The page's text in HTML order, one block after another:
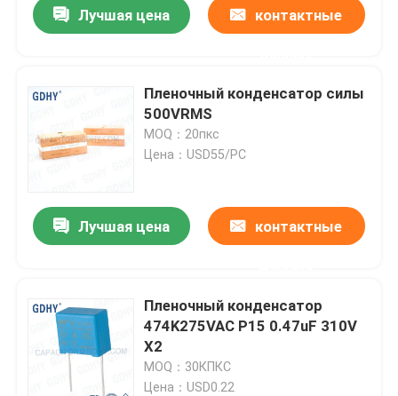
Лучшая цена контактные
Пленочный конденсатор силы
500VRMS
MOQ：20пкс
Цена：USD55/PC
Лучшая цена контактные
Пленочный конденсатор
474K275VAC P15 0.47uF 310V
X2
MOQ：30КПКС
Цена：USD0.22